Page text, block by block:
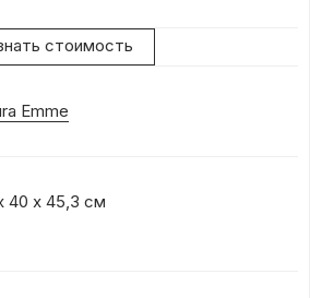
стоимость
Emme
40 х 45,3 см